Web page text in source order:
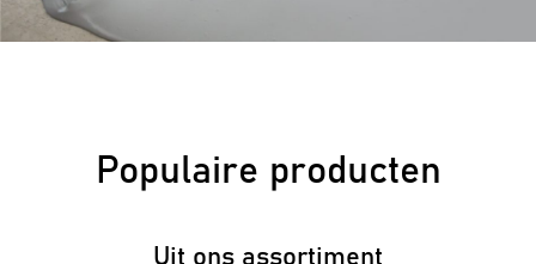
Populaire producten
Uit ons assortiment